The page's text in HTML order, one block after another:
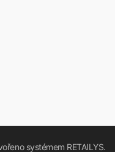
systémem RETAILYS.